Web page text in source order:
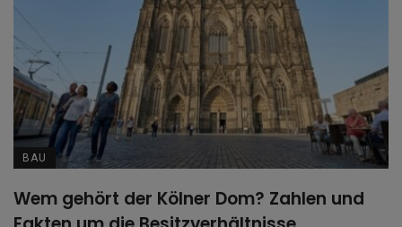
BAU
Wem gehört der Kölner Dom? Zahlen und